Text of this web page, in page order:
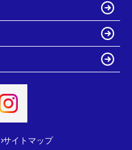
サイトマップ